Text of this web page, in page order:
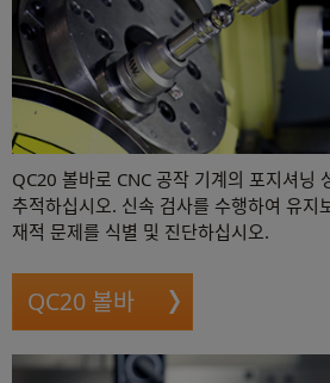
QC20 볼바로 CNC 공작 기계의 포지셔닝
추적하십시오. 신속 검사를 수행하여 유지
재적 문제를 식별 및 진단하십시오.
QC20 볼바